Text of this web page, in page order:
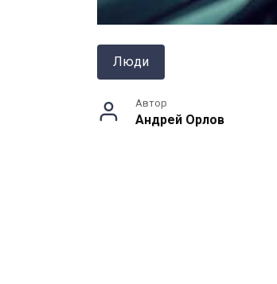
Люди
Автор
Андрей Орлов